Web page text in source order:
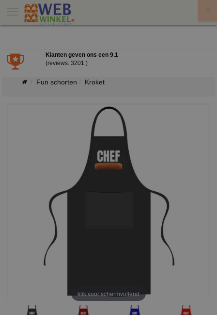
Klanten geven ons een 9.1
(reviews: 3201 )
Fun schorten Kroket
klik voor schermvullend